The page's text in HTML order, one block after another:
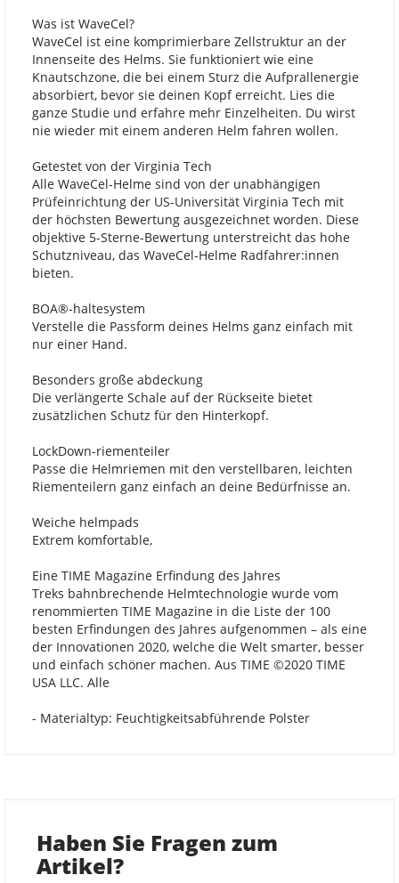
Was ist WaveCel?
WaveCel ist eine komprimierbare Zellstruktur an der
Innenseite des Helms. Sie funktioniert wie eine
Knautschzone, die bei einem Sturz die Aufprallenergie
absorbiert, bevor sie deinen Kopf erreicht. Lies die
ganze Studie und erfahre mehr Einzelheiten. Du wirst
nie wieder mit einem anderen Helm fahren wollen.
Getestet von der Virginia Tech
Alle WaveCel-Helme sind von der unabhängigen
Prüfeinrichtung der US-Universität Virginia Tech mit
der höchsten Bewertung ausgezeichnet worden. Diese
objektive 5-Sterne-Bewertung unterstreicht das hohe
Schutzniveau, das WaveCel-Helme Radfahrer:innen
bieten.
BOA®-haltesystem
Verstelle die Passform deines Helms ganz einfach mit
nur einer Hand.
Besonders große abdeckung
Die verlängerte Schale auf der Rückseite bietet
zusätzlichen Schutz für den Hinterkopf.
LockDown-riementeiler
Passe die Helmriemen mit den verstellbaren, leichten
Riementeilern ganz einfach an deine Bedürfnisse an.
Weiche helmpads
Extrem komfortable,
Eine TIME Magazine Erfindung des Jahres
Treks bahnbrechende Helmtechnologie wurde vom
renommierten TIME Magazine in die Liste der 100
besten Erfindungen des Jahres aufgenommen – als eine
der Innovationen 2020, welche die Welt smarter, besser
und einfach schöner machen. Aus TIME ©2020 TIME
USA LLC. Alle
- Materialtyp: Feuchtigkeitsabführende Polster
Haben Sie Fragen zum
Artikel?